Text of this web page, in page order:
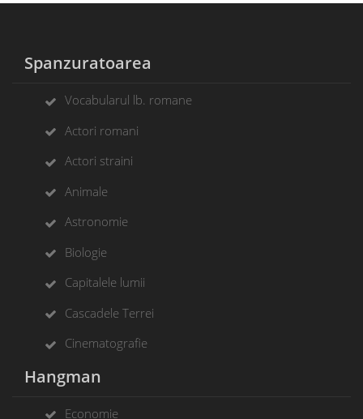
Spanzuratoarea
Vocabularul lb. romane
Actori romani
Actori straini
Animale
Astronomie
Biologie
Capitalele lumii
Cascadele Terrei
Cinematografie
Hangman
Economie